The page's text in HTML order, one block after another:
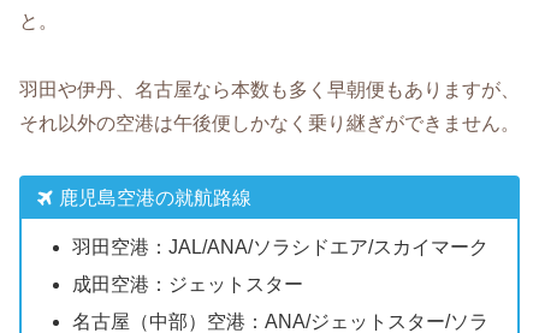
と。
羽田や伊丹、名古屋なら本数も多く早朝便もありますが、
それ以外の空港は午後便しかなく乗り継ぎができません。
鹿児島空港の就航路線
羽田空港：JAL/ANA/ソラシドエア/スカイマーク
成田空港：ジェットスター
名古屋（中部）空港：ANA/ジェットスター/ソラ